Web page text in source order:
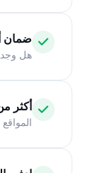
ضمان
هل
أكثر من 24000 موقع استلام